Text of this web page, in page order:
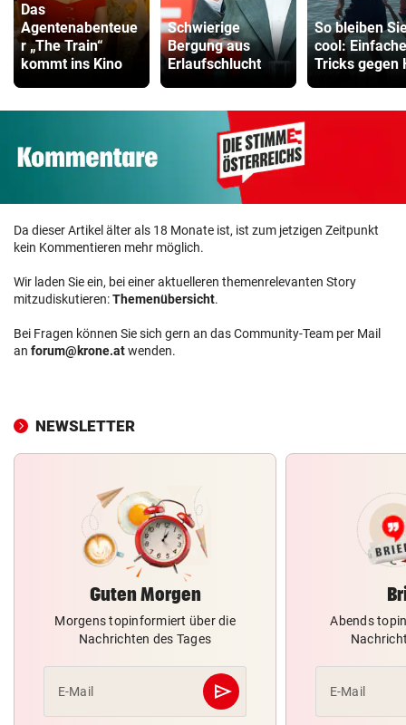
Das
Agentenabenteue
r „The Train“
kommt ins Kino
Schwierige
Bergung aus
Erlaufschlucht
So bleiben
cool: Einfache
Tricks gegen
Da dieser Artikel älter als 18 Monate ist, ist zum jetzigen Zeitpunkt
kein Kommentieren mehr möglich.
Wir laden Sie ein, bei einer aktuelleren themenrelevanten Story
mitzudiskutieren:Themenübersicht.
Bei Fragen können Sie sich gern an das Community-Team per Mail
an forum@krone.atwenden.
NEWSLETTER
Guten Morgen
Morgens topinformiert über die
Nachrichten des Tages
E-Mail send
Abschicken
Abends
E-Mail